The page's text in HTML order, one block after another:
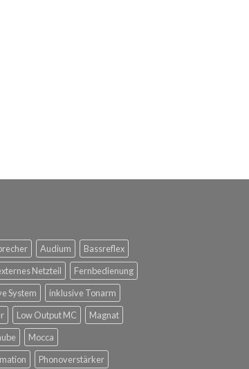
Audium
Bassreflex
Netzteil
Fernbedienung
System
inklusive Tonarm
Low Output MC
Magnat
Mocca
Phonoverstärker